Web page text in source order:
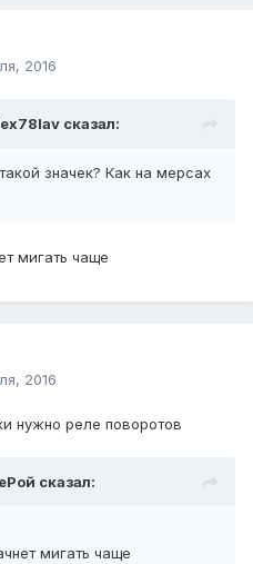
2016
сказал:
значек? Как на мерсах
мигать чаще
2016
нужно реле поворотов
сказал:
мигать чаще